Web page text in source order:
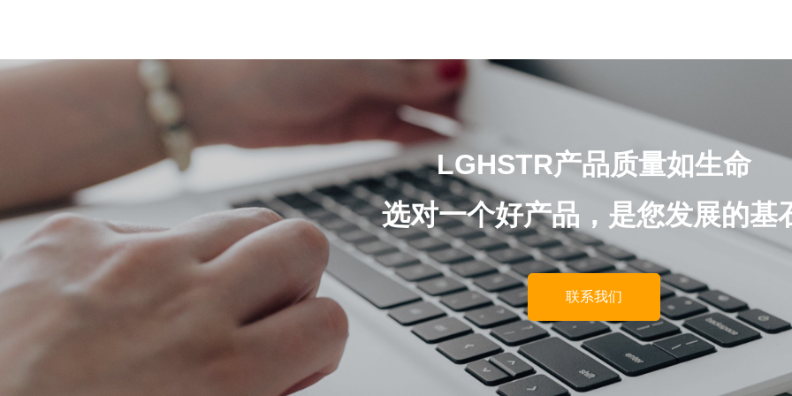
LGHSTR产品质量如生命
选对一个好产品，是您发展的基
联系我们